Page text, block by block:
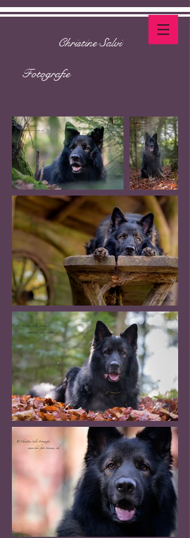
Christine Salvi
Fotografie